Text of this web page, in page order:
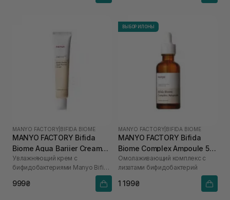
MANYO FACTORY BIFIDA BIOME
MANYO FACTORY Bifida
Biome Aqua Bariier Cream
80 мл
Увлажняющий крем с
бифидобактериями Manyo Bifida
Biome Aqua Bariier Cream 80 ml
999₴
ВЫБОР ИЛОНЫ
MANYO FACTORY BIFIDA BIOME
MANYO FACTORY Bifida
Biome Complex Ampoule 50
мл
Омолаживающий комплекс с
лизатами бифидобактерий
1 199₴